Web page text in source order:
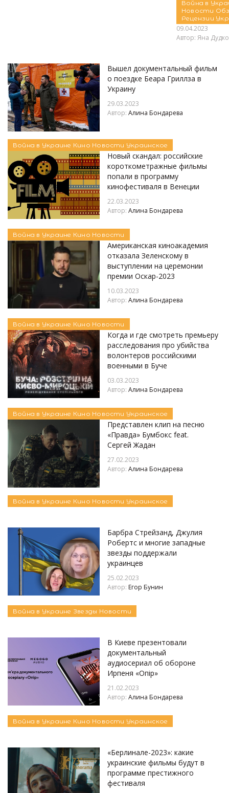
Война в
Новости
Рецензии
09.04.2023
Автор: Яна Дудко
Вышел документальный фильм
о поездке Беара Гриллза в
Украину
29.03.2023
Автор: Алина Бондарева
Война в Украине Кино Новости Украинское
Новый скандал: российские
короткометражные фильмы
попали в программу
кинофестиваля в Венеции
22.03.2023
Автор: Алина Бондарева
Война в Украине Кино Новости
Американская киноакадемия
отказала Зеленскому в
выступлении на церемонии
премии Оскар-2023
10.03.2023
Автор: Алина Бондарева
Война в Украине Кино Новости
Когда и где смотреть премьеру
расследования про убийства
волонтеров российскими
военными в Буче
03.03.2023
Автор: Алина Бондарева
Война в Украине Кино Новости Украинское
Представлен клип на песню
«Правда» Бумбокс feat.
Сергей Жадан
27.02.2023
Автор: Алина Бондарева
Война в Украине Кино Новости Украинское
Барбра Стрейзанд, Джулия
Робертс и многие западные
звезды поддержали
украинцев
25.02.2023
Автор: Егор Бунин
Война в Украине Звезды Новости
В Киеве презентовали
документальный
аудиосериал об обороне
Ирпеня «Опір»
21.02.2023
Автор: Алина Бондарева
Война в Украине Кино Новости Украинское
«Берлинале-2023»: какие
украинские фильмы будут в
программе престижного
фестиваля